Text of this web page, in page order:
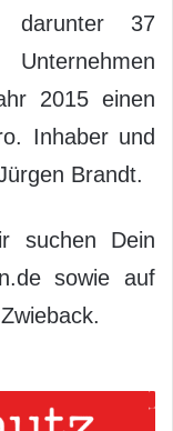
darunter 37
2015 einen
Inhaber und
Brandt.
suchen Dein
sowie auf